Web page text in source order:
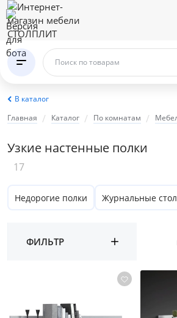
Поиск по товарам
В каталог
Главная
Каталог По комнатам
Узкие настенные полки
17
Недорогие полки Журнальные
ФИЛЬТР